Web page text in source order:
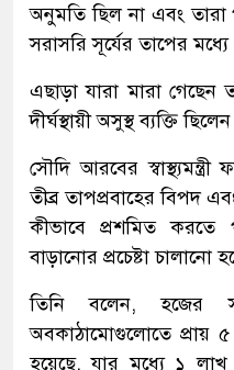
অনুমতি ছিল না এবং তারা
সরাসরি সূর্যের তাপের মধ্যে
এছাড়া যারা মারা
দীর্ঘস্থায়ী অসুস্থ ব্যক্তি
সৌদি আরবের
তীব্র তাপপ্রবাহের বিপদ
কীভাবে প্রশমিত করতে
বাড়ানোর প্রচেষ্টা চালানো
তিনি বলেন, হজের
অবকাঠামোগুলোতে প্রায়
হয়েছে, যার মধ্যে ১ লাখ